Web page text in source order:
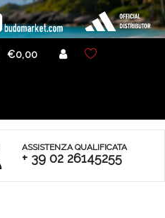
€0,00
ASSISTENZA QUALIFICATA
+ 39 02 26145255